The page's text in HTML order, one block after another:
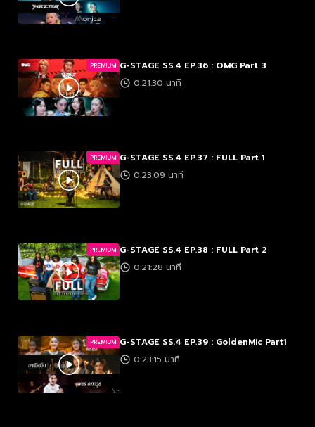
PREMIUM G-STAGE SS.4 EP.36 : OMG Part 3
0:21:30 นาที
PREMIUM G-STAGE SS.4 EP.37 : FULL Part 1
0:23:09 นาที
PREMIUM
G-STAGE SS.4 EP.38 : FULL Part 2
0:21:28 นาที
PREMIUM G-STAGE SS.4 EP.39 : GoldenMic Part1
0:23:15 นาที